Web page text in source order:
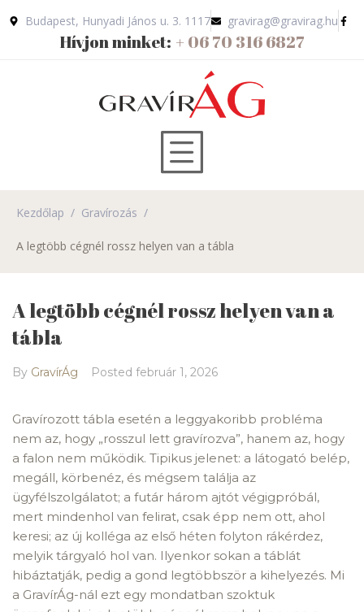
Budapest, Hunyadi János u. 3. 1117 gravirag@gravirag.hu
Hívjon minket: + 06 70 316 6827
Kezdőlap / Gravírozás /
A legtöbb cégnél rossz helyen van a tábla
A legtöbb cégnél rossz helyen van a
tábla
By GravírÁg Posted február 1, 2026
Gravírozott tábla esetén a leggyakoribb probléma
nem az, hogy „rosszul lett gravírozva”, hanem az, hogy
a falon nem működik. Tipikus jelenet: a látogató belép,
megáll, körbenéz, és mégsem találja az
ügyfélszolgálatot; a futár három ajtót végigpróbál,
mert mindenhol van felirat, csak épp nem ott, ahol
keresi; az új kolléga az első héten folyton rákérdez,
melyik tárgyaló hol van. Ilyenkor sokan a táblát
hibáztatják, pedig a gond legtöbbször a kihelyezés. Mi
a GravírÁg-nál ezt egy mondatban szoktuk